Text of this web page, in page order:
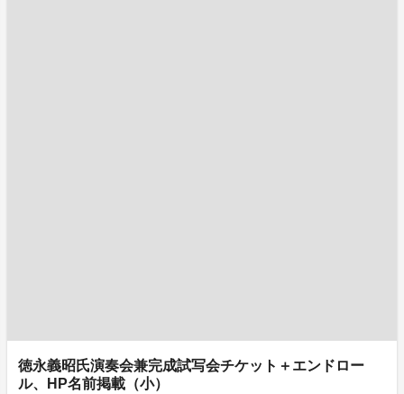
徳永義昭氏演奏会兼完成試写会チケット＋エンドロー
ル、HP名前掲載（小）